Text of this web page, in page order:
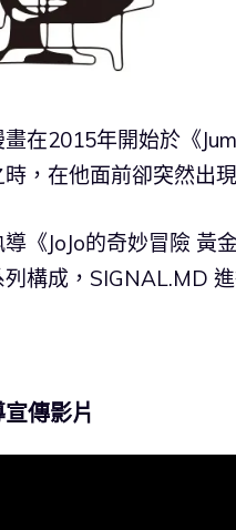
畫在2015年開始於《
時，在他面前卻突然出
導《JoJo的奇妙冒險 黃
列構成，SIGNAL.MD
傳影片